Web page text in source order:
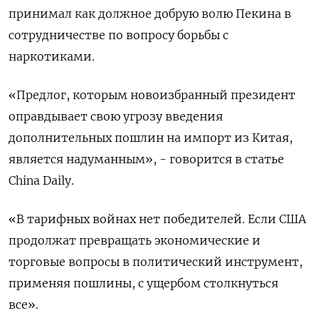
принимал как должное добрую волю Пекина в
сотрудничестве по вопросу борьбы с
наркотиками.
«Предлог, которым новоизбранный президент
оправдывает свою угрозу введения
дополнительных пошлин на импорт из Китая,
является надуманным», - говорится в статье
China Daily.
«В тарифных войнах нет победителей. Если США
продолжат превращать экономические и
торговые вопросы в политический инструмент,
применяя пошлины, с ущербом столкнуться
все».